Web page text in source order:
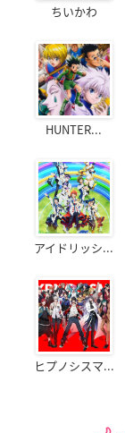
ちいかわ
HUNTER...
アイドリッシ...
ヒプノシスマ...